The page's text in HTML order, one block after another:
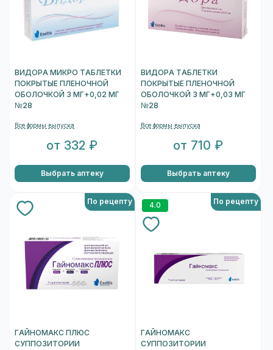
ВИДОРА МИКРО ТАБЛЕТКИ
ПОКРЫТЫЕ ПЛЕНОЧНОЙ
ОБОЛОЧКОЙ 3 МГ+0,02 МГ
№28
Все формы выпуска
от 332 ₽
Выбрать аптеку
ВИДОРА ТАБЛЕТКИ
ПОКРЫТЫЕ ПЛЕНОЧНОЙ
ОБОЛОЧКОЙ 3 МГ+0,03 МГ
№28
Все формы выпуска
от 710 ₽
Выбрать аптеку
По рецепту
ГАЙНОМАКС ПЛЮС
СУППОЗИТОРИИ
4.0 По рецепту
ГАЙНОМАКС
СУППОЗИТОРИИ